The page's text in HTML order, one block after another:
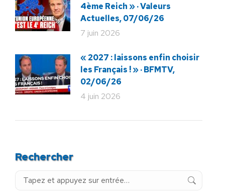
4ème Reich » · Valeurs
Actuelles, 07/06/26
7 juin 2026
« 2027 : laissons enfin choisir
les Français ! » · BFMTV,
02/06/26
4 juin 2026
Rechercher
Recherche